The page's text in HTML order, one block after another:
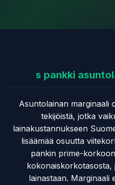
s pankki
Asuntolainan marginaali
tekijöistä, jotka
lainakustannukseen
lisäämää osuutta
pankin prime-
kokonaiskorkotasosta,
lainastaan. Marginaali